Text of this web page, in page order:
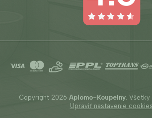
Copyright 2026 Aplomo-Koupelny. Všetky
Upraviť nastavenie cookies